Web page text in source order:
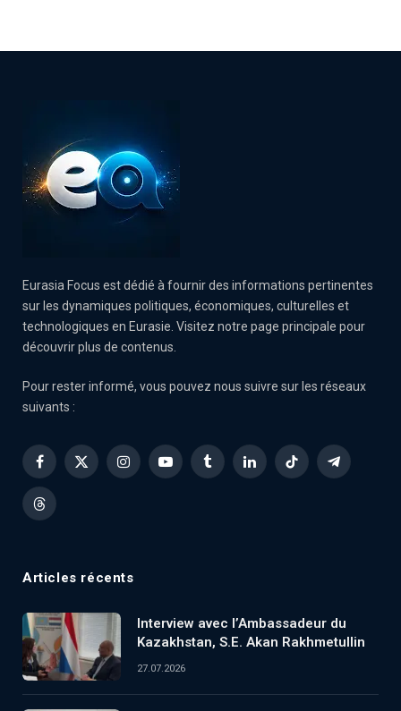
Eurasia Focus est dédié à fournir des informations pertinentes
sur les dynamiques politiques, économiques, culturelles et
technologiques en Eurasie. Visitez notre page principale pour
découvrir plus de contenus.
Pour rester informé, vous pouvez nous suivre sur les réseaux
suivants :
Facebook
X
InstagramYouTubeTumblrLinkedInTikTok Telegram
Threads
Articles récents
Interview avec l’Ambassadeur du
Kazakhstan, S.E. Akan Rakhmetullin
27.07.2026